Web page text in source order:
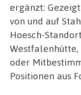
ergänzt:
von und auf
Hoesch-
oder
Positionen aus